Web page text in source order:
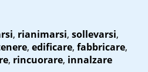
, rianimarsi, sollevarsi,
, edificare, fabbricare,
, rincuorare, innalzare